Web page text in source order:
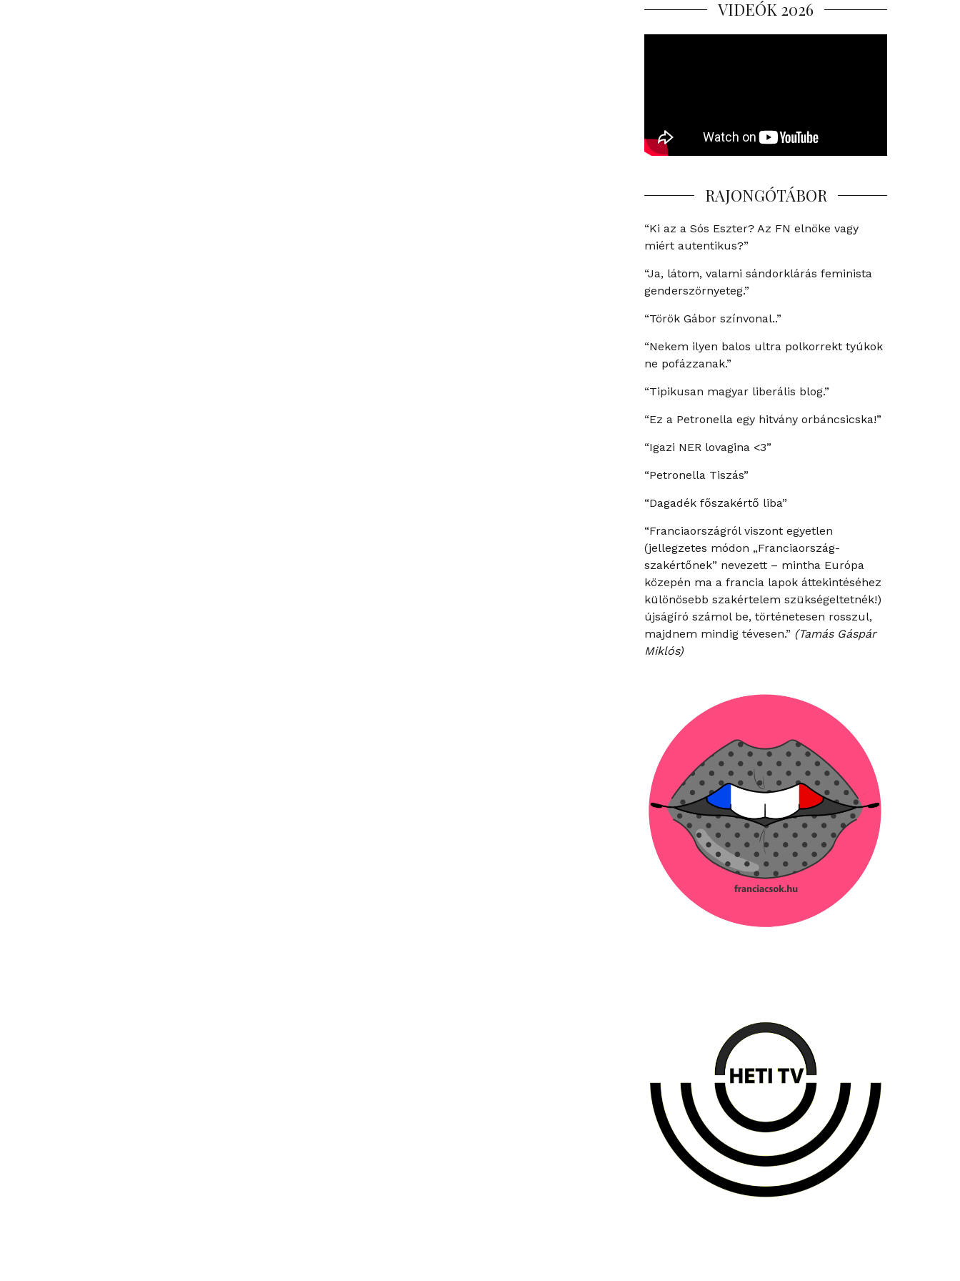
VIDEÓK 2026
RAJONGÓTÁBOR
“Ki az a Sós Eszter? Az FN elnöke vagy
miért autentikus?”
“Ja, látom, valami sándorklárás feminista
genderszörnyeteg.”
“Török Gábor színvonal..”
“Nekem ilyen balos ultra polkorrekt tyúkok
ne pofázzanak.”
“Tipikusan magyar liberális blog.”
“Ez a Petronella egy hitvány orbáncsicska!”
“Igazi NER lovagina <3”
“Petronella Tiszás”
“Dagadék főszakértő liba”
“Franciaországról viszont egyetlen
(jellegzetes módon „Franciaország-
szakértőnek” nevezett – mintha Európa
közepén ma a francia lapok áttekintéséhez
különösebb szakértelem szükségeltetnék!)
újságíró számol be, történetesen rosszul,
majdnem mindig tévesen.” (Tamás Gáspár
Miklós)